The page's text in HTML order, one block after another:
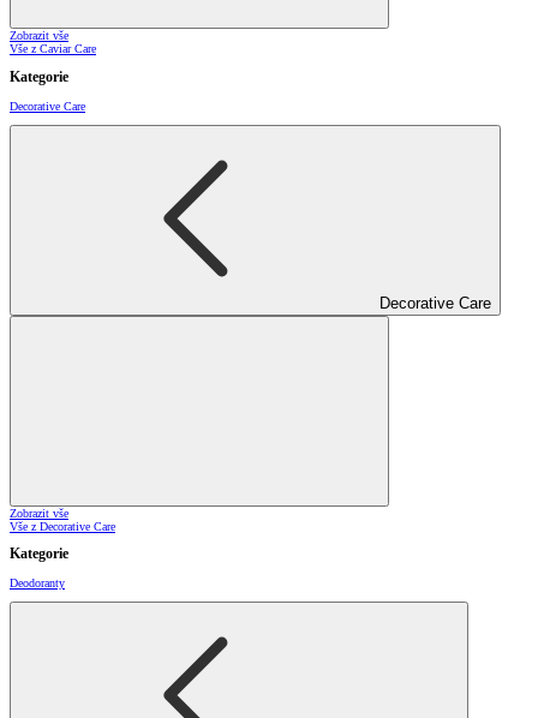
Zobrazit vše
Vše z Caviar Care
Kategorie
Decorative Care
Decorative Care
Zobrazit vše
Vše z Decorative Care
Kategorie
Deodoranty